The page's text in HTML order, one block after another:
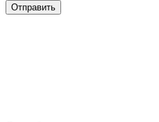
Отправить